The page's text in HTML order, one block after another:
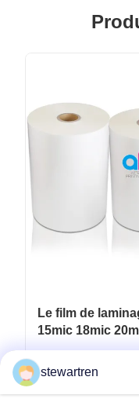
Le film de
15mic 18mic
Obtenez
stewartren